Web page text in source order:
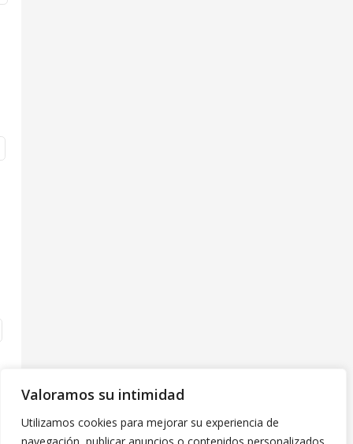
Valoramos su intimidad
Utilizamos cookies para mejorar su experiencia de